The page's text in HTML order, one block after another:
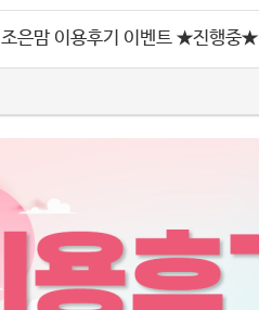
조은맘 이용후기 이벤트 ★진행중★